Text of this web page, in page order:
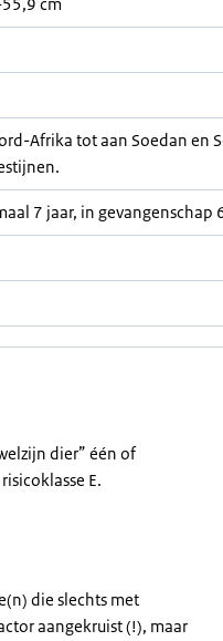
Afrika tot aan Soedan en
7 jaar, in gevangenschap
dier” één of
E.
die slechts met
aangekruist (!), maar